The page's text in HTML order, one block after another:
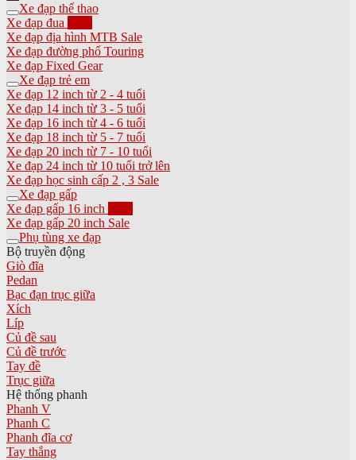
Xe đạp thể thao
Xe đạp đua
Xe đạp địa hình MTB
Xe đạp đường phố Touring
Xe đạp Fixed Gear
Xe đạp trẻ em
Xe đạp 12 inch từ 2 - 4 tuổi
Xe đạp 14 inch từ 3 - 5 tuổi
Xe đạp 16 inch từ 4 - 6 tuổi
Xe đạp 18 inch từ 5 - 7 tuổi
Xe đạp 20 inch từ 7 - 10 tuổi
Xe đạp 24 inch từ 10 tuổi trở lên
Xe đạp học sinh cấp 2 , 3
Xe đạp gấp
Xe đạp gấp 16 inch
Xe đạp gấp 20 inch
Phụ tùng xe đạp
Bộ truyền động
Giò đĩa
Pedan
Bạc đạn trục giữa
Xích
Líp
Củ đề sau
Củ đề trước
Tay đề
Trục giữa
Hệ thống phanh
Phanh V
Phanh C
Phanh đĩa cơ
Tay thắng